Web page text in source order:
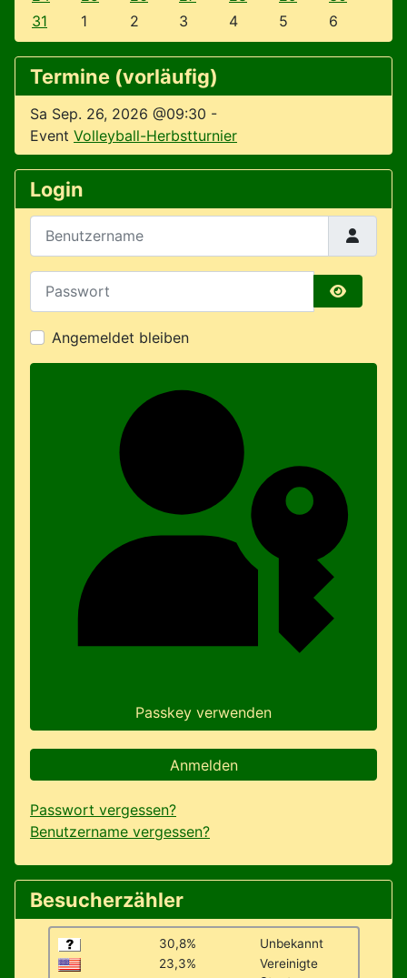
31
1 2 3 4 5 6
Termine (vorläufig)
Sa Sep. 26, 2026 @09:30 -
Event Volleyball-Herbstturnier
Login
Passwort
Angemeldet bleiben
Passkey verwenden
Anmelden
Passwort vergessen?
Benutzername vergessen?
Besucherzähler
30,8%
Unbekannt
23,3%
Vereinigte